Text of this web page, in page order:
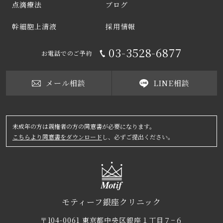
モティーフ銀座クリニック
〒104-0061 東京都中央区銀座１丁目７−６
点滴療法
幹細胞上清液
ブログ
採用情報
お電話でのご予約 03-3528-6877
メール相談 LINE相談
未成年の方は親権者の方の同意書が必要になります。
こちらより同意書をダウンロードし、必ずご提出ください。